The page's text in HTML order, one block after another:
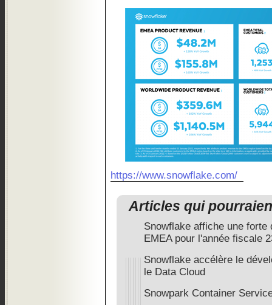
https://www.snowflake.com/
Articles qui
Snowflake affiche une forte
EMEA pour l'année fiscale
Snowflake accélère le
le Data Cloud
Snowpark Container